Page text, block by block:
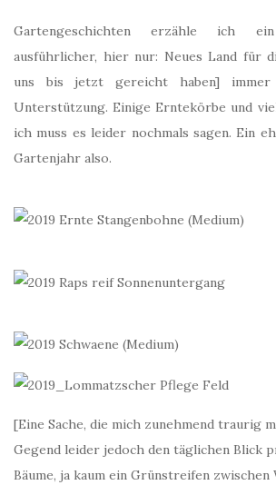
Gartengeschichten erzähle ich
ausführlicher, hier nur: Neues Land für
uns bis jetzt gereicht haben]
Unterstützung. Einige Erntekörbe und
ich muss es leider nochmals sagen. Ein
Gartenjahr also.
[Eine Sache, die mich zunehmend traurig
Gegend leider jedoch den täglichen Blick
Bäume, ja kaum ein Grünstreifen zwischen